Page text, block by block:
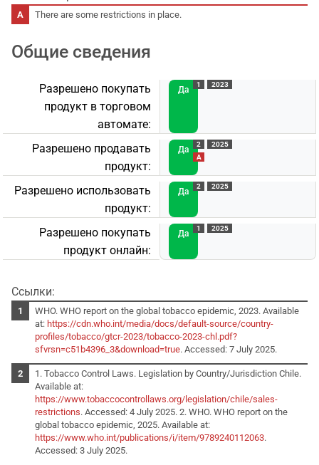
There are some restrictions in place.
Общие сведения
Разрешено покупать
продукт в торговом
автомате:
Да
1 2023
Разрешено продавать
продукт:
Да
2
A
2025
Разрешено использовать
продукт:
Да
2 2025
Разрешено покупать
продукт онлайн:
Да
1 2025
Ссылки:
WHO. WHO report on the global tobacco epidemic, 2023. Available
at: https://cdn.who.int/media/docs/default-source/country-
profiles/tobacco/gtcr-2023/tobacco-2023-chl.pdf?
sfvrsn=c51b4396_3&download=true. Accessed: 7 July 2025.
1. Tobacco Control Laws. Legislation by Country/Jurisdiction Chile.
Available at:
https://www.tobaccocontrollaws.org/legislation/chile/sales-
restrictions. Accessed: 4 July 2025. 2. WHO. WHO report on the
global tobacco epidemic, 2025. Available at:
https://www.who.int/publications/i/item/9789240112063.
Accessed: 3 July 2025.